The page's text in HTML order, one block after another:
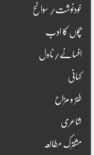
خودنوشت/ سوانح
بچوں کا ادب
افسانے/ناول
کہانی
طنز و مزاح
شاعری
مشترک مطالعہ